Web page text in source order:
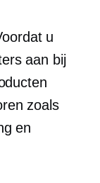
u
aan bij
zoals
en